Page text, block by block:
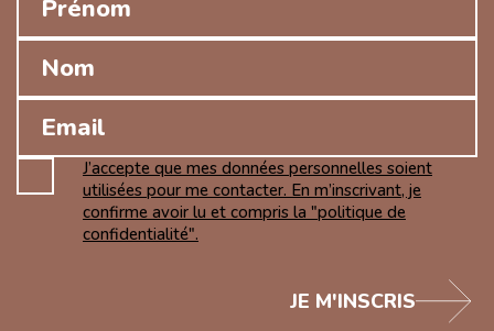
J’accepte que mes données personnelles soient
utilisées pour me contacter. En m’inscrivant, je
confirme avoir lu et compris la "politique de
confidentialité".
JE M'INSCRIS